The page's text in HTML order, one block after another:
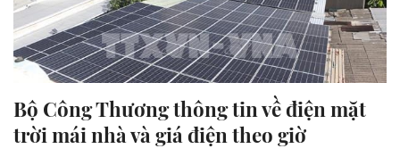
Bộ Công Thương thông tin về điện mặt
trời mái nhà và giá điện theo giờ